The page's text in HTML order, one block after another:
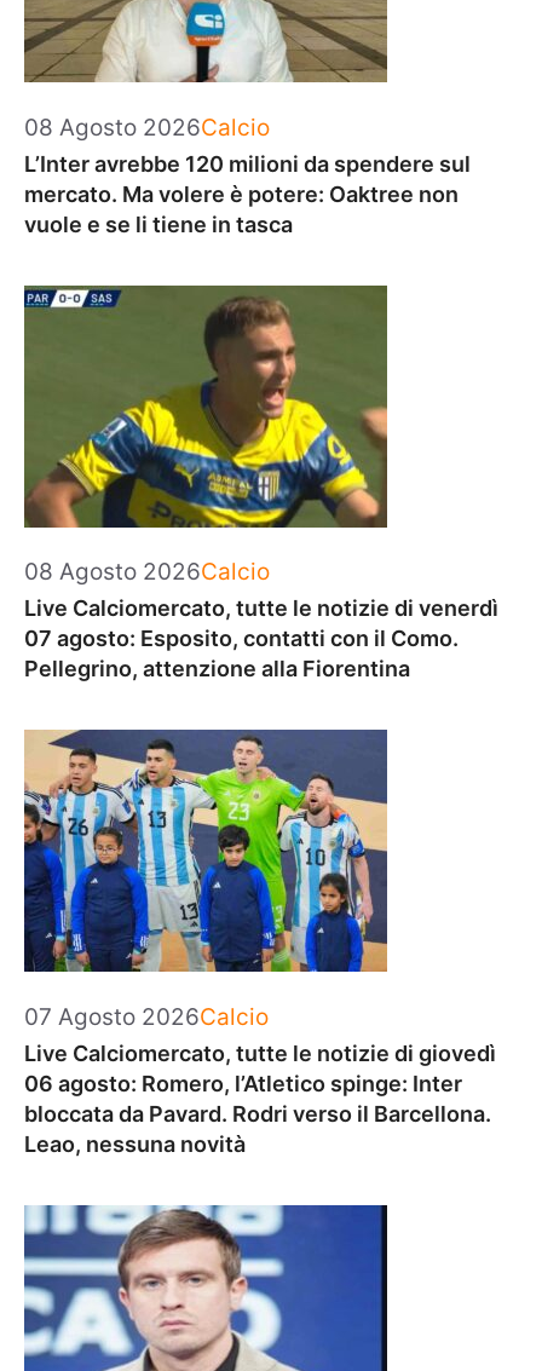
08 Agosto 2026Categorie
Calcio
L’Inter avrebbe 120 milioni da spendere sul
mercato. Ma volere è potere: Oaktree non
vuole e se li tiene in tasca
08 Agosto 2026Categorie
Calcio
Live Calciomercato, tutte le notizie di venerdì
07 agosto: Esposito, contatti con il Como.
Pellegrino, attenzione alla Fiorentina
07 Agosto 2026Categorie
Calcio
Live Calciomercato, tutte le notizie di giovedì
06 agosto: Romero, l’Atletico spinge: Inter
bloccata da Pavard. Rodri verso il Barcellona.
Leao, nessuna novità